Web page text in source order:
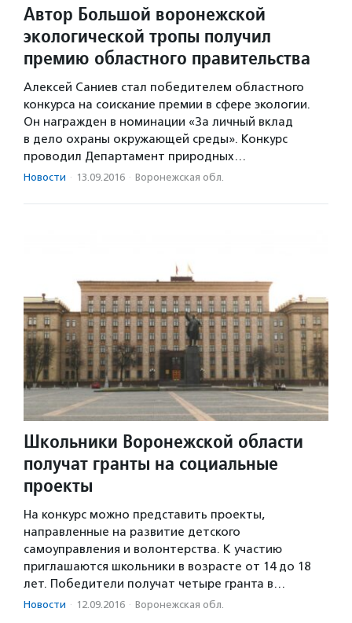
Автор Большой воронежской
экологической тропы получил
премию областного правительства
Алексей Саниев стал победителем областного
конкурса на соискание премии в сфере экологии.
Он награжден в номинации «За личный вклад
в дело охраны окружающей среды». Конкурс
проводил Департамент природных…
Новости · 13.09.2016 · Воронежская обл.
Школьники Воронежской области
получат гранты на социальные
проекты
На конкурс можно представить проекты,
направленные на развитие детского
самоуправления и волонтерства. К участию
приглашаются школьники в возрасте от 14 до 18
лет. Победители получат четыре гранта в…
Новости · 12.09.2016 · Воронежская обл.